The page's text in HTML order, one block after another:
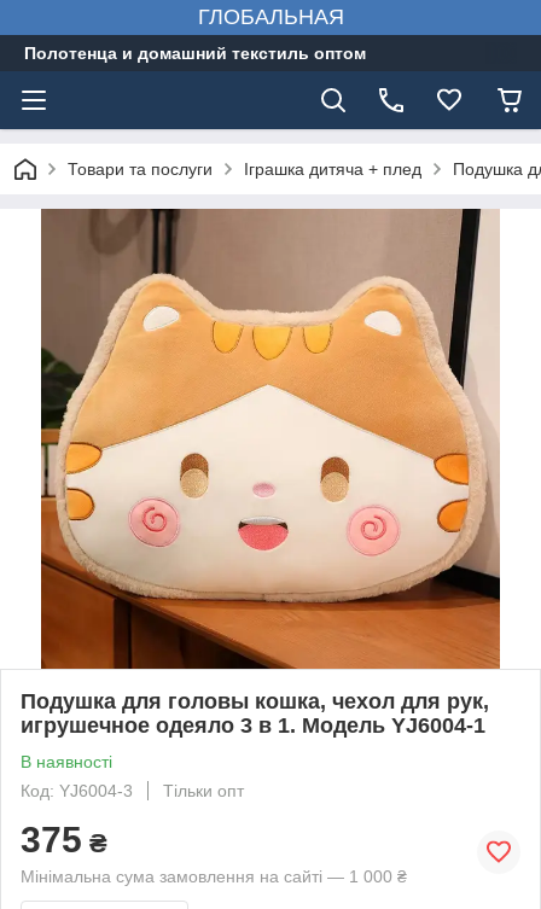
ГЛОБАЛЬНАЯ
Полотенца и домашний текстиль оптом
Товари та послуги Іграшка дитяча + плед Подушка
Подушка для головы кошка, чехол для рук,
игрушечное одеяло 3 в 1. Модель YJ6004-1
В наявності
Код: YJ6004-3
Тільки опт
375 ₴
Мінімальна сума замовлення на сайті — 1 000 ₴